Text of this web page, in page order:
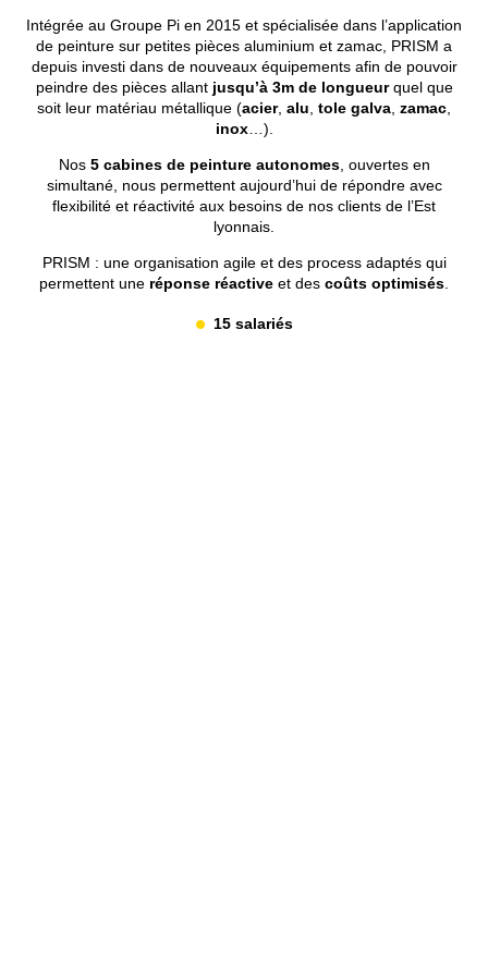
Intégrée au Groupe Pi en 2015 et spécialisée dans l’application
de peinture sur petites pièces aluminium et zamac, PRISM a
depuis investi dans de nouveaux équipements afin de pouvoir
peindre des pièces allantjusqu’à 3m de longueurquel que
soit leur matériau métallique (acier, alu tole galva zamac
inox…).
Nos 5 cabines de peinture autonomes, ouvertes en
simultané, nous permettent aujourd’hui de répondre avec
flexibilité et réactivité aux besoins de nos clients de l’Est
lyonnais.
PRISM : une organisation agile et des process adaptés qui
permettent une réponse réactive et des coûts optimisés
15 salariés